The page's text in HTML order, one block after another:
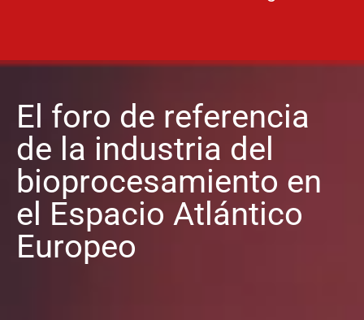
El foro de referencia
de la industria del
bioprocesamiento en
el Espacio Atlántico
Europeo